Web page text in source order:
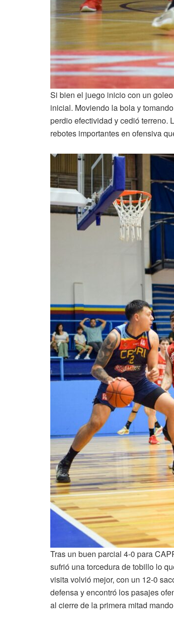
Si bien el juego inicio con un
inicial. Moviendo la bola y
perdio efectividad y cedió terreno.
rebotes importantes en ofensiva
Tras un buen parcial 4-0 para
sufrió una torcedura de tobillo lo
visita volvió mejor, con un 12-0
defensa y encontró los pasajes
al cierre de la primera mitad